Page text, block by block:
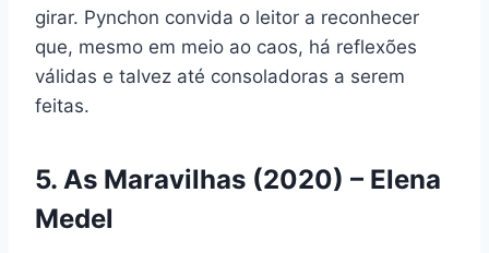
girar. Pynchon convida o leitor a reconhecer
que, mesmo em meio ao caos, há reflexões
válidas e talvez até consoladoras a serem
feitas.
5. As Maravilhas (2020) – Elena
Medel